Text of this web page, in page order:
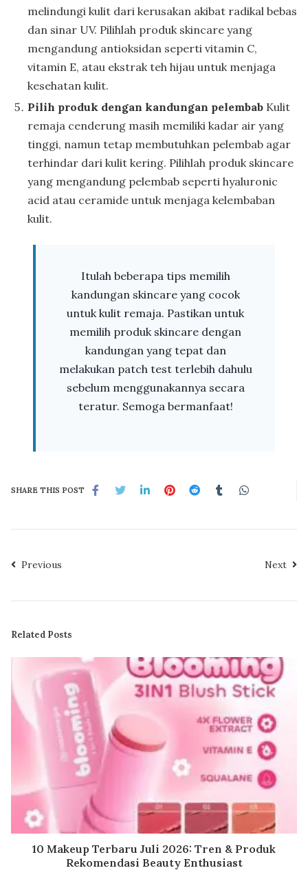
melindungi kulit dari kerusakan akibat radikal bebas
dan sinar UV. Pilihlah produk skincare yang
mengandung antioksidan seperti vitamin C,
vitamin E, atau ekstrak teh hijau untuk menjaga
kesehatan kulit.
Pilih produk dengan kandungan pelembab Kulit
remaja cenderung masih memiliki kadar air yang
tinggi, namun tetap membutuhkan pelembab agar
terhindar dari kulit kering. Pilihlah produk skincare
yang mengandung pelembab seperti hyaluronic
acid atau ceramide untuk menjaga kelembaban
kulit.
Itulah beberapa tips memilih
kandungan skincare yang cocok
untuk kulit remaja. Pastikan untuk
memilih produk skincare dengan
kandungan yang tepat dan
melakukan patch test terlebih dahulu
sebelum menggunakannya secara
teratur. Semoga bermanfaat!
SHARE THIS POST
Previous Next
Related Posts
10 Makeup Terbaru Juli 2026: Tren & Produk
Rekomendasi Beauty Enthusiast